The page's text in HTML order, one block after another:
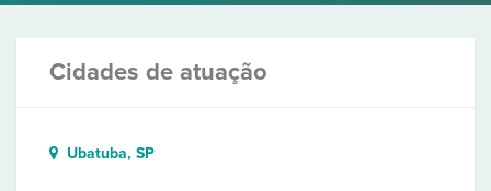
Cidades de atuação
Ubatuba, SP